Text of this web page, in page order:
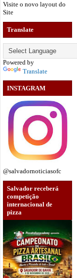
Visite o novo layout do
Site
Translate
Powered by
Translate
INSTAGRAM
@salvadornoticiasofc
Salvador receberá
competição
internacional de
pizza